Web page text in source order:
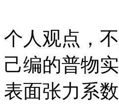
个人观点，
己编的普物
表面张力系